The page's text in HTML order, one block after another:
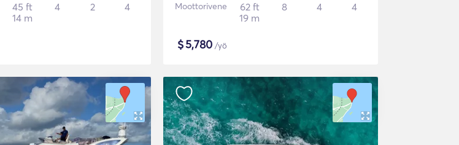
45 ft
14 m
4 2 4 Moottorivene
62 ft
19 m
8 4 4
$5,780 /yö